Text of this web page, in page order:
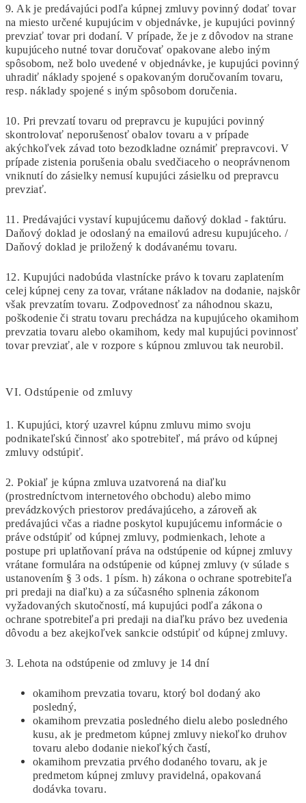
9. Ak je predávajúci podľa kúpnej zmluvy povinný dodať tovar
na miesto určené kupujúcim v objednávke, je kupujúci povinný
prevziať tovar pri dodaní. V prípade, že je z dôvodov na strane
kupujúceho nutné tovar doručovať opakovane alebo iným
spôsobom, než bolo uvedené v objednávke, je kupujúci povinný
uhradiť náklady spojené s opakovaným doručovaním tovaru,
resp. náklady spojené s iným spôsobom doručenia.
10. Pri prevzatí tovaru od prepravcu je kupujúci povinný
skontrolovať neporušenosť obalov tovaru a v prípade
akýchkoľvek závad toto bezodkladne oznámiť prepravcovi. V
prípade zistenia porušenia obalu svedčiaceho o neoprávnenom
vniknutí do zásielky nemusí kupujúci zásielku od prepravcu
prevziať.
11. Predávajúci vystaví kupujúcemu daňový doklad - faktúru.
Daňový doklad je odoslaný na emailovú adresu kupujúceho. /
Daňový doklad je priložený k dodávanému tovaru.
12. Kupujúci nadobúda vlastnícke právo k tovaru zaplatením
celej kúpnej ceny za tovar, vrátane nákladov na dodanie, najskôr
však prevzatím tovaru. Zodpovednosť za náhodnou skazu,
poškodenie či stratu tovaru prechádza nakupujúceho okamihom
prevzatia tovaru alebo okamihom, kedy mal kupujúci povinnosť
tovar prevziať, ale v rozpore s kúpnou zmluvou tak neurobil.
VI.Odstúpenie od zmluvy
1. Kupujúci, ktorý uzavrel kúpnu zmluvu mimo svoju
podnikateľskú činnosť ako spotrebiteľ, má právo od kúpnej
zmluvy odstúpiť.
2. Pokiaľ je kúpna zmluva uzatvorená na diaľku
(prostredníctvom internetového obchodu) alebo mimo
prevádzkových priestorov predávajúceho, a zároveň ak
predávajúci včas a riadne poskytol kupujúcemu informácie o
práve odstúpiť od kúpnej zmluvy, podmienkach, lehote a
postupe pri uplatňovaní práva na odstúpenie od kúpnej zmluvy
vrátane formulára na odstúpenie od kúpnej zmluvy (v súlade s
ustanovením § 3 ods. 1 písm. h) zákona o ochrane spotrebiteľa
pri predaji na diaľku) a za súčasného splnenia zákonom
vyžadovaných skutočností, má kupujúci podľa zákona o
ochrane spotrebiteľa pri predaji na diaľku právo bez uvedenia
dôvodu a bez akejkoľvek sankcie odstúpiť od kúpnej zmluvy.
3. Lehota na odstúpenie od zmluvy je 14 dní
okamihom prevzatia tovaru, ktorý bol dodaný ako
posledný,
okamihom prevzatia posledného dielu alebo posledného
kusu, ak je predmetom kúpnej zmluvy niekoľko druhov
tovaru alebo dodanie niekoľkých častí,
okamihom prevzatia prvého dodaného tovaru, ak je
predmetom kúpnej zmluvy pravidelná, opakovaná
dodávka tovaru.